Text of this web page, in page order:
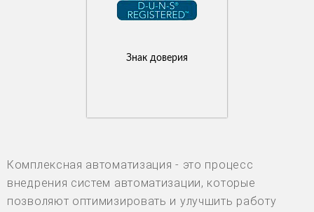
Знак доверия
Комплексная автоматизация - это процесс
внедрения систем автоматизации, которые
позволяют оптимизировать и улучшить работу